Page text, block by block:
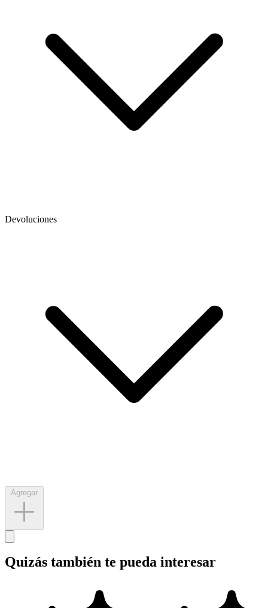
Devoluciones
Quizás también te pueda interesar